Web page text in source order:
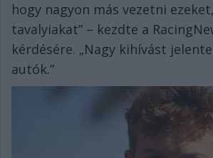
hogy nagyon más vezetni
tavalyiakat” – kezdte a
kérdésére. „Nagy kihívást
autók.”